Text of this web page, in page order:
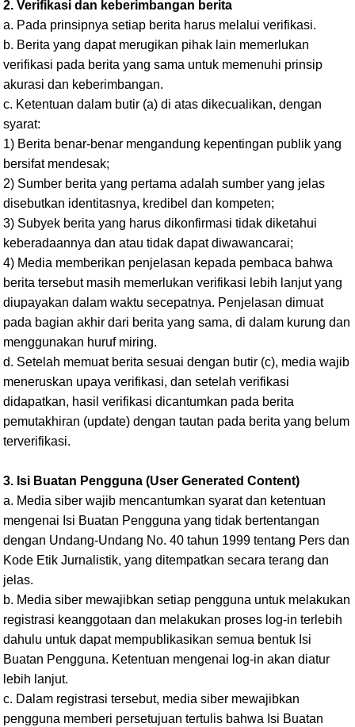
2. Verifikasi dan keberimbangan berita
a. Pada prinsipnya setiap berita harus melalui verifikasi.
b. Berita yang dapat merugikan pihak lain memerlukan
verifikasi pada berita yang sama untuk memenuhi prinsip
akurasi dan keberimbangan.
c. Ketentuan dalam butir (a) di atas dikecualikan, dengan
syarat:
1) Berita benar-benar mengandung kepentingan publik yang
bersifat mendesak;
2) Sumber berita yang pertama adalah sumber yang jelas
disebutkan identitasnya, kredibel dan kompeten;
3) Subyek berita yang harus dikonfirmasi tidak diketahui
keberadaannya dan atau tidak dapat diwawancarai;
4) Media memberikan penjelasan kepada pembaca bahwa
berita tersebut masih memerlukan verifikasi lebih lanjut yang
diupayakan dalam waktu secepatnya. Penjelasan dimuat
pada bagian akhir dari berita yang sama, di dalam kurung dan
menggunakan huruf miring.
d. Setelah memuat berita sesuai dengan butir (c), media wajib
meneruskan upaya verifikasi, dan setelah verifikasi
didapatkan, hasil verifikasi dicantumkan pada berita
pemutakhiran (update) dengan tautan pada berita yang belum
terverifikasi.
3. Isi Buatan Pengguna (User Generated Content)
a. Media siber wajib mencantumkan syarat dan ketentuan
mengenai Isi Buatan Pengguna yang tidak bertentangan
dengan Undang-Undang No. 40 tahun 1999 tentang Pers dan
Kode Etik Jurnalistik, yang ditempatkan secara terang dan
jelas.
b. Media siber mewajibkan setiap pengguna untuk melakukan
registrasi keanggotaan dan melakukan proses log-in terlebih
dahulu untuk dapat mempublikasikan semua bentuk Isi
Buatan Pengguna. Ketentuan mengenai log-in akan diatur
lebih lanjut.
c. Dalam registrasi tersebut, media siber mewajibkan
pengguna memberi persetujuan tertulis bahwa Isi Buatan